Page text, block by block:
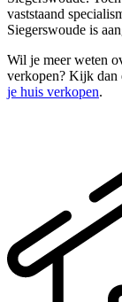
vaststaand
Siegerswoude is
Wil je meer weten
verkopen? Kijk dan
je huis verkopen.